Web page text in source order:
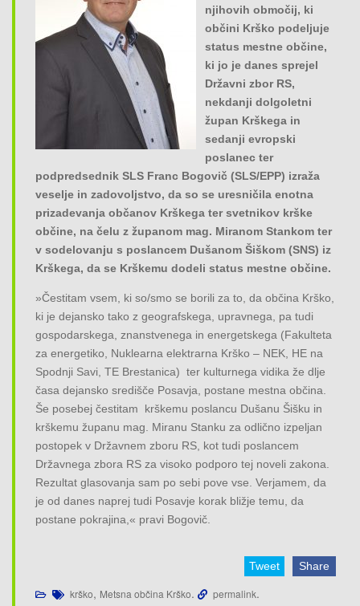
njihovih območij, ki
občini Krško podeljuje
status mestne občine,
ki jo je danes sprejel
Državni zbor RS,
nekdanji dolgoletni
župan Krškega in
sedanji evropski
poslanec ter
podpredsednik SLS Franc Bogovič (SLS/EPP) izraža
veselje in zadovoljstvo, da so se uresničila enotna
prizadevanja občanov Krškega ter svetnikov krške
občine, na čelu z županom mag. Miranom Stankom ter
v sodelovanju s poslancem Dušanom Šiškom (SNS) iz
Krškega, da se Krškemu dodeli status mestne občine.
»Čestitam vsem, ki so/smo se borili za to, da občina Krško,
ki je dejansko tako z geografskega, upravnega, pa tudi
gospodarskega, znanstvenega in energetskega (Fakulteta
za energetiko, Nuklearna elektrarna Krško – NEK, HE na
Spodnji Savi, TE Brestanica) ter kulturnega vidika že dlje
časa dejansko središče Posavja, postane mestna občina.
Še posebej čestitam krškemu poslancu Dušanu Šišku in
krškemu županu mag. Miranu Stanku za odlično izpeljan
postopek v Državnem zboru RS, kot tudi poslancem
Državnega zbora RS za visoko podporo tej noveli zakona.
Rezultat glasovanja sam po sebi pove vse. Verjamem, da
je od danes naprej tudi Posavje korak bližje temu, da
postane pokrajina,« pravi Bogovič.
Tweet Share
krško, Metsna občina Krško. permalink.